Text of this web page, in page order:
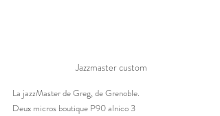
Jazzmaster custom
La jazzMaster de Greg, de Grenoble.
Deux micros boutique P90 alnico 3